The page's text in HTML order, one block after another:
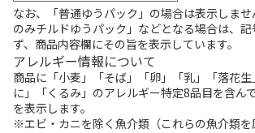
なお、「普通ゆうパック」の場合は表示しま
のみチルドゆうパック」などとなる場合は、
ず、商品内容欄にその旨を表示しています。
アレルギー情報について
商品に「小麦」「そば」「卵」「乳」「落花
に」「くるみ」のアレルギー特定8品目を含ん
を表示します。
※エビ・カニを除く魚介類（これらの魚介類